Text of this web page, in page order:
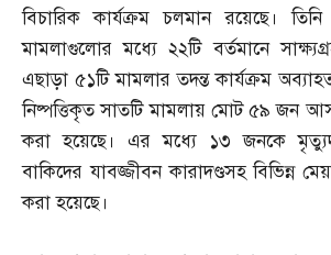
বিচারিক কার্যক্রম চলমান রয়েছে। তিনি
মামলাগুলোর মধ্যে ২২টি বর্তমানে
এছাড়া ৫১টি মামলার তদন্ত কার্যক্রম
নিষ্পত্তিকৃত সাতটি মামলায় মোট ৫৯ জন
করা হয়েছে। এর মধ্যে ১৩ জনকে
বাকিদের যাবজ্জীবন কারাদণ্ডসহ বিভিন্ন
করা হয়েছে।